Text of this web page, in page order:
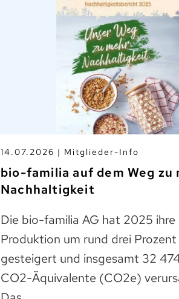
14.07.2026 | Mitglieder-Info
bio-familia auf dem Weg zu
Nachhaltigkeit
Die bio-familia AG hat 2025 ihre
Produktion um rund drei Prozent
gesteigert und insgesamt 32
CO2-Äquivalente (CO2e)